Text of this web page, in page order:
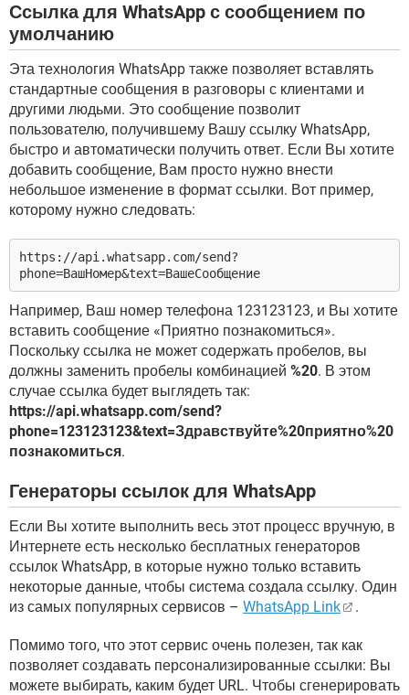
Ссылка для WhatsApp с сообщением по
умолчанию
Эта технология WhatsApp также позволяет вставлять
стандартные сообщения в разговоры с клиентами и
другими людьми. Это сообщение позволит
пользователю, получившему Вашу ссылку WhatsApp,
быстро и автоматически получить ответ. Если Вы хотите
добавить сообщение, Вам просто нужно внести
небольшое изменение в формат ссылки. Вот пример,
которому нужно следовать:
https://api.whatsapp.com/send?
phone=ВашНомер&text=ВашеСообщение
Например, Ваш номер телефона 123123123, и Вы хотите
вставить сообщение «Приятно познакомиться».
Поскольку ссылка не может содержать пробелов, вы
должны заменить пробелы комбинацией %20. В этом
случае ссылка будет выглядеть так:
https://api.whatsapp.com/send?
phone=123123123&text=Здравствуйте%20приятно%20
познакомиться.
Генераторы ссылок для WhatsApp
Если Вы хотите выполнить весь этот процесс вручную, в
Интернете есть несколько бесплатных генераторов
ссылок WhatsApp, в которые нужно только вставить
некоторые данные, чтобы система создала ссылку. Один
из самых популярных сервисов – WhatsApp Link .
Помимо того, что этот сервис очень полезен, так как
позволяет создавать персонализированные ссылки: Вы
можете выбирать, каким будет URL. Чтобы сгенерировать